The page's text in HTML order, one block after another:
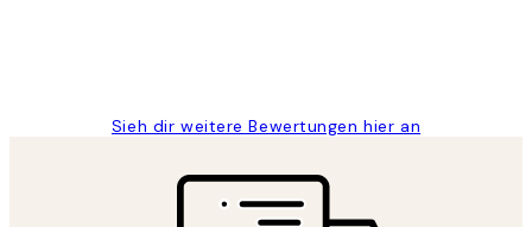
Sieh dir weitere Bewertungen hier an